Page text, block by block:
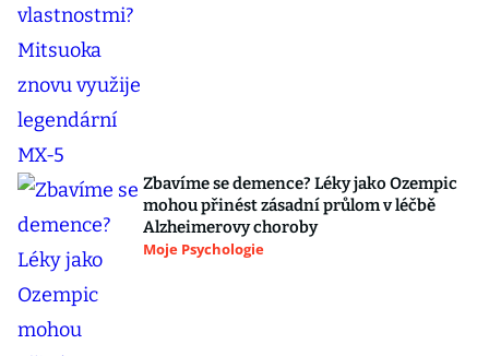
Zbavíme se demence? Léky jako Ozempic
mohou přinést zásadní průlom v léčbě
Alzheimerovy choroby
Moje Psychologie